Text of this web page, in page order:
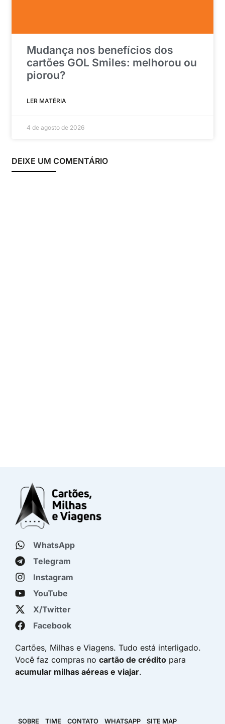
Mudança nos benefícios dos
cartões GOL Smiles: melhorou ou
piorou?
LER MATÉRIA
4 de agosto de 2026
DEIXE UM COMENTÁRIO
WhatsApp
Telegram
Instagram
YouTube
X/Twitter
Facebook
Cartões, Milhas e Viagens. Tudo está interligado.
Você faz compras no cartão de crédito para
acumular milhas aéreas e viajar.
SOBRE TIME CONTATO WHATSAPP SITE MAP